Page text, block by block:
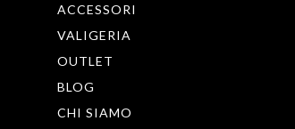
ACCESSORI
VALIGERIA
OUTLET
BLOG
CHI SIAMO